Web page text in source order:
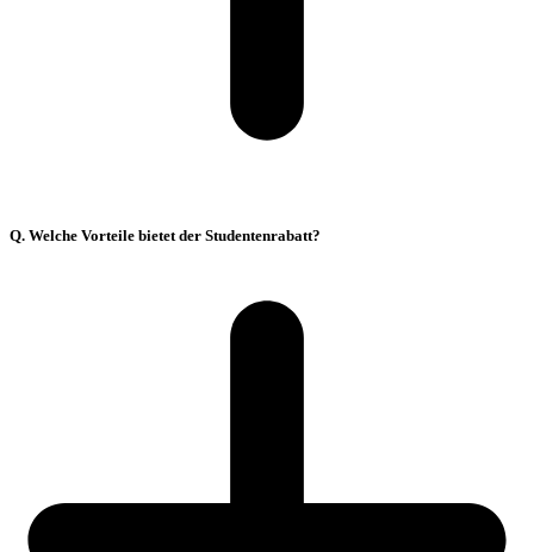
Q. Welche Vorteile bietet der Studentenrabatt?